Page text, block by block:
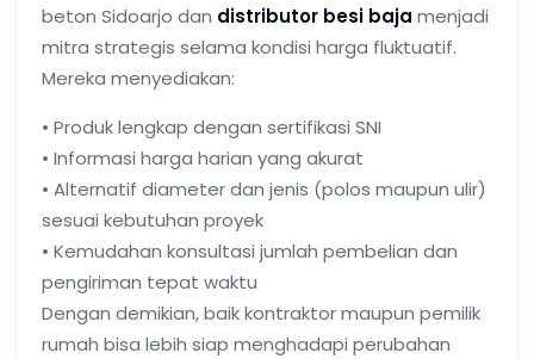
beton Sidoarjo dan distributor besi baja menjadi
mitra strategis selama kondisi harga fluktuatif.
Mereka menyediakan:
• Produk lengkap dengan sertifikasi SNI
• Informasi harga harian yang akurat
• Alternatif diameter dan jenis (polos maupun ulir)
sesuai kebutuhan proyek
• Kemudahan konsultasi jumlah pembelian dan
pengiriman tepat waktu
Dengan demikian, baik kontraktor maupun pemilik
rumah bisa lebih siap menghadapi perubahan